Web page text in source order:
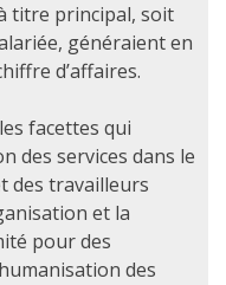
titre principal, soit
généraient en
d’affaires.
facettes qui
des services dans le
des travailleurs
et la
pour des
des